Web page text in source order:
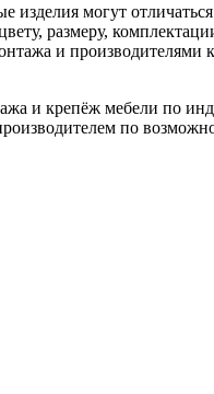
изделия могут
размеру,
и производителями
и крепёж мебели по
по